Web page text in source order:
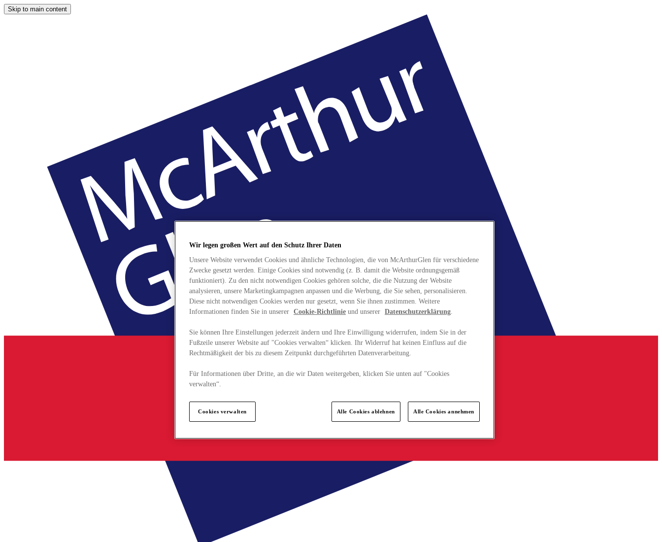
Skip to main content
Wir legen großen Wert auf den Schutz Ihrer Daten
Unsere Website verwendet Cookies und ähnliche Technologien, die von McArthurGlen für verschiedene
Zwecke gesetzt werden. Einige Cookies sind notwendig (z. B. damit die Website ordnungsgemäß
funktioniert). Zu den nicht notwendigen Cookies gehören solche, die die Nutzung der Website
analysieren, unsere Marketingkampagnen anpassen und die Werbung, die Sie sehen, personalisieren.
Diese nicht notwendigen Cookies werden nur gesetzt, wenn Sie ihnen zustimmen. Weitere
Informationen finden Sie in unserer Cookie-Richtlinie und unserer Datenschutzerklärung.
Sie können Ihre Einstellungen jederzeit ändern und Ihre Einwilligung widerrufen, indem Sie in der
Fußzeile unserer Website auf "Cookies verwalten“ klicken. Ihr Widerruf hat keinen Einfluss auf die
Rechtmäßigkeit der bis zu diesem Zeitpunkt durchgeführten Datenverarbeitung.
Für Informationen über Dritte, an die wir Daten weitergeben, klicken Sie unten auf "Cookies
verwalten“.
Cookies verwalten Alle Cookies ablehnen Alle Cookies annehmen